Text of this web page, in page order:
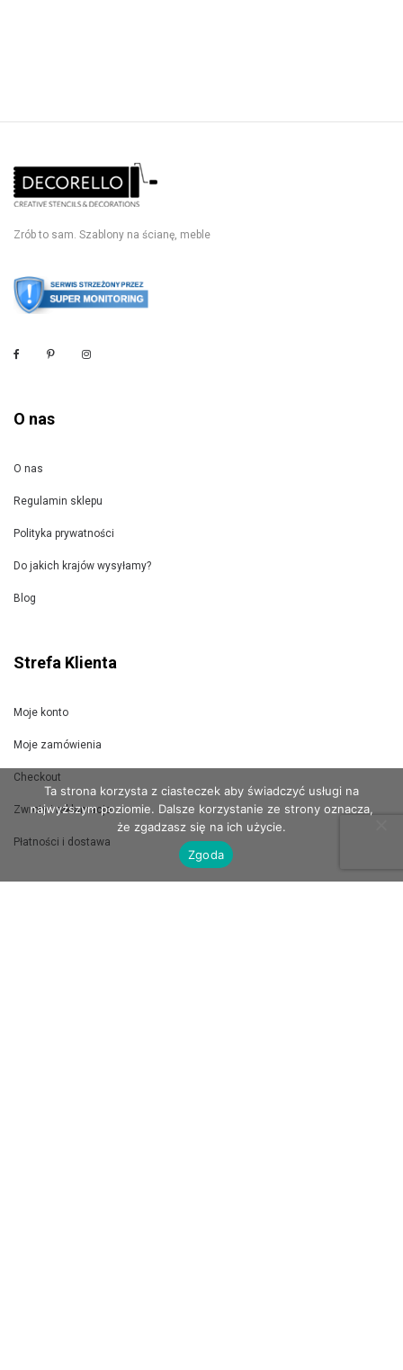
Zrób to sam. Szablony na ścianę, meble
O nas
O nas
Regulamin sklepu
Polityka prywatności
Do jakich krajów wysyłamy?
Blog
Strefa Klienta
Moje konto
Moje zamówienia
Checkout
Zwroty i reklamacje
Płatności i dostawa
Ta strona korzysta z ciasteczek aby świadczyć usługi na
najwyższym poziomie. Dalsze korzystanie ze strony oznacza,
że zgadzasz się na ich użycie.
Zgoda